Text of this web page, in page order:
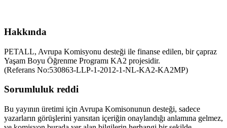
Hakkında
PETALL, Avrupa Komisyonu desteği ile finanse edilen, bir çapraz
Yaşam Boyu Öğrenme Programı KA2 projesidir.
(Referans No:530863-LLP-1-2012-1-NL-KA2-KA2MP)
Sorumluluk reddi
Bu yayının üretimi için Avrupa Komisonunun desteği, sadece
yazarların görüşlerini yansıtan içeriğin onaylandığı anlamına gelmez,